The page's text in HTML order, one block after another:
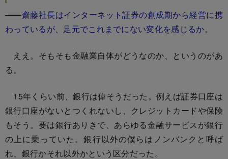
――齋藤社長はインターネット証券の創成期から経営に携
わっているが、足元でこれまでにない変化を感じるか。
ええ。そもそも金融業自体がどうなのか、というのがあ
る。
15年くらい前、銀行は偉そうだった。例えば証券口座は
銀行口座がないとつくれないし、クレジットカードや保険
もそう。要は銀行ありきで、あらゆる金融サービスが銀行
の上に乗っていた。銀行以外の僕らはノンバンクと呼ば
れ、銀行かそれ以外かという区分だった。